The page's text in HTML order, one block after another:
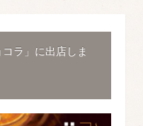
ラ」に出店しま